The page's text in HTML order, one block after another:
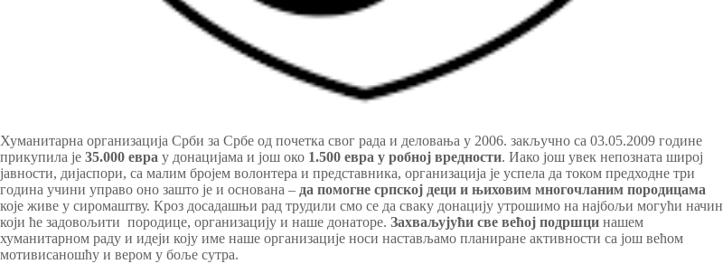
Хуманитарна организација Срби за Србе од почетка свог рада и деловања у 2006. закључно са 03.05.2009 године
прикупила је 35.000 евра у донацијама и још око 1.500 евра у робној вредности. Иако још увек непозната широј
јавности, дијаспори, са малим бројем волонтера и представника, организација је успела да током предходнe три
година учини управо оно зашто је и основана – да помогне српској деци и њиховим многочланим породицама
које живе у сиромаштву. Кроз досадашњи рад трудили смо се да сваку донацију утрошимо на најбољи могући начин
који ће задовољити породице, организацију и наше донаторе. Захваљујући све већој подршци нашем
хуманитарном раду и идеји коју име наше организације носи настављамо планиране активности са још већом
мотивисаношћу и вером у боље сутра.